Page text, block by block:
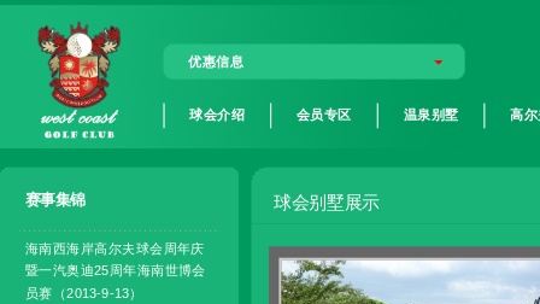
优惠信息
球会介绍 会员专区 温泉别墅 高
赛事集锦
海南西海岸高尔夫球会周年庆
暨一汽奥迪25周年海南世博会
员赛（2013-9-13）
球会别墅展示